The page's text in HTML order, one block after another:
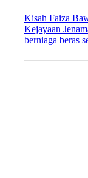
Kisah Faiza
Kejayaan
berniaga beras